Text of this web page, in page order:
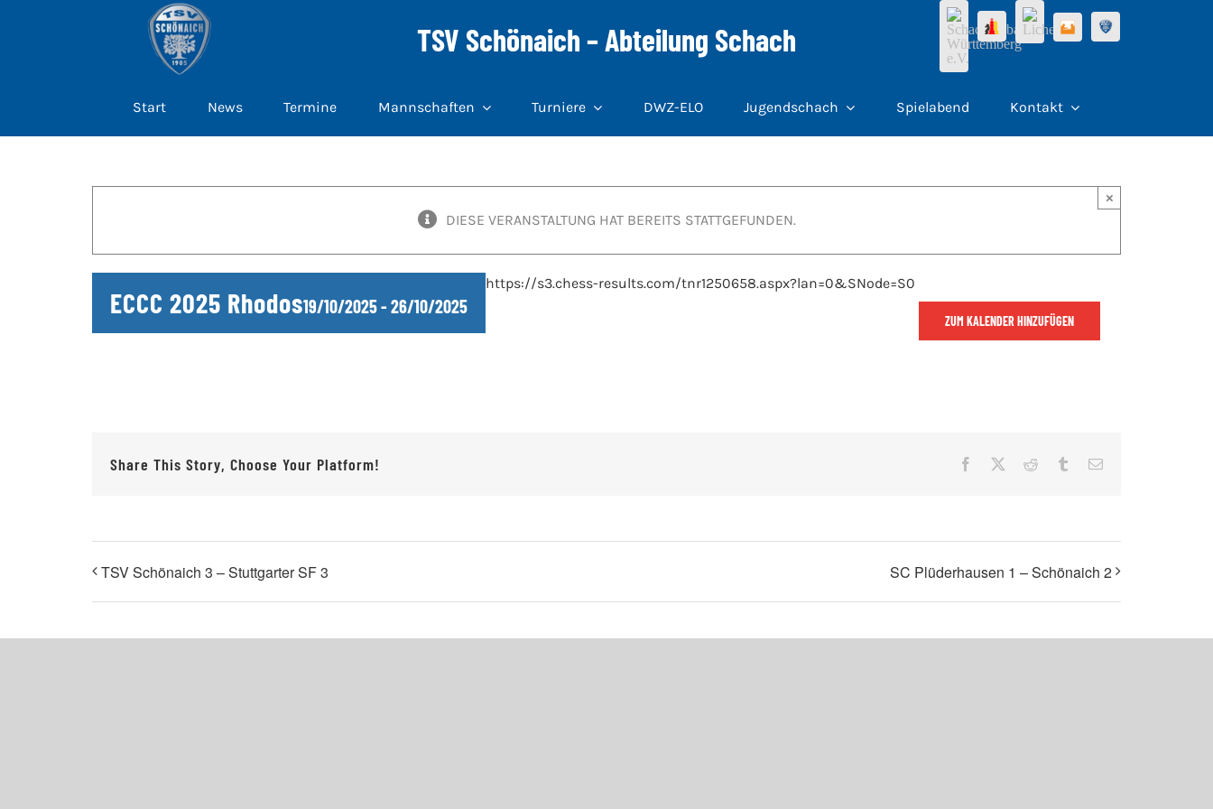
TSV Schönaich – Abteilung Schach
Start News Termine Mannschaften Turniere DWZ-ELO Jugendschach Spielabend Kontakt
DIESE VERANSTALTUNG HAT BEREITS STATTGEFUNDEN.
×
ECCC 2025 Rhodos19/10/2025-26/10/2025
https://s3.chess-results.com/tnr1250658.aspx?lan=0&SNode=S0
ZUM KALENDER HINZUFÜGEN
Share This Story, Choose Your Platform! Facebook Reddit TumblrE-
TSV Schönaich 3 – Stuttgarter SF 3 SC Plüderhausen 1 – Schönaich 2